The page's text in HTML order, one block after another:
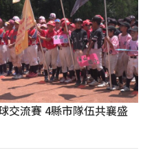
交流賽 4縣市隊伍共襄盛